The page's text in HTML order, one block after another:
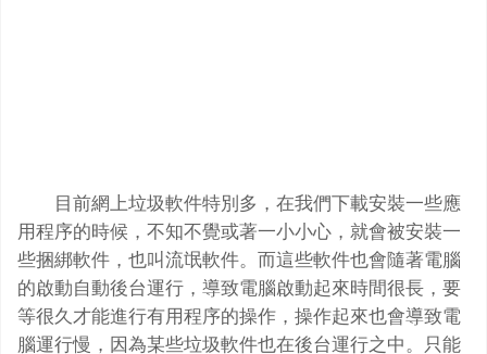
目前網上垃圾軟件特別多，在我們下載安裝一些應
用程序的時候，不知不覺或著一小小心，就會被安裝一
些捆綁軟件，也叫流氓軟件。而這些軟件也會隨著電腦
的啟動自動後台運行，導致電腦啟動起來時間很長，要
等很久才能進行有用程序的操作，操作起來也會導致電
腦運行慢，因為某些垃圾軟件也在後台運行之中。只能